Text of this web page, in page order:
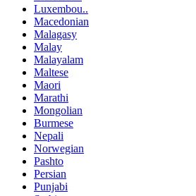
Luxembou..
Macedonian
Malagasy
Malay
Malayalam
Maltese
Maori
Marathi
Mongolian
Burmese
Nepali
Norwegian
Pashto
Persian
Punjabi